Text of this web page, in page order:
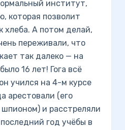
институт,
которая позволит
хлеба. А потом делай,
переживали, что
так далеко — на
16 лет! Гога всё
учился на 4-м курсе
арестовали (его
и расстреляли
год учёбы в